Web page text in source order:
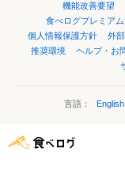
機能改善要望
食べログプレミア
個人情報保護方針
外
推奨環境
ヘルプ・お
言語： English